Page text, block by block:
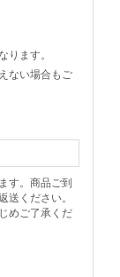
ります。
ない場合もご
す。商品ご到
送ください。
めご了承くだ